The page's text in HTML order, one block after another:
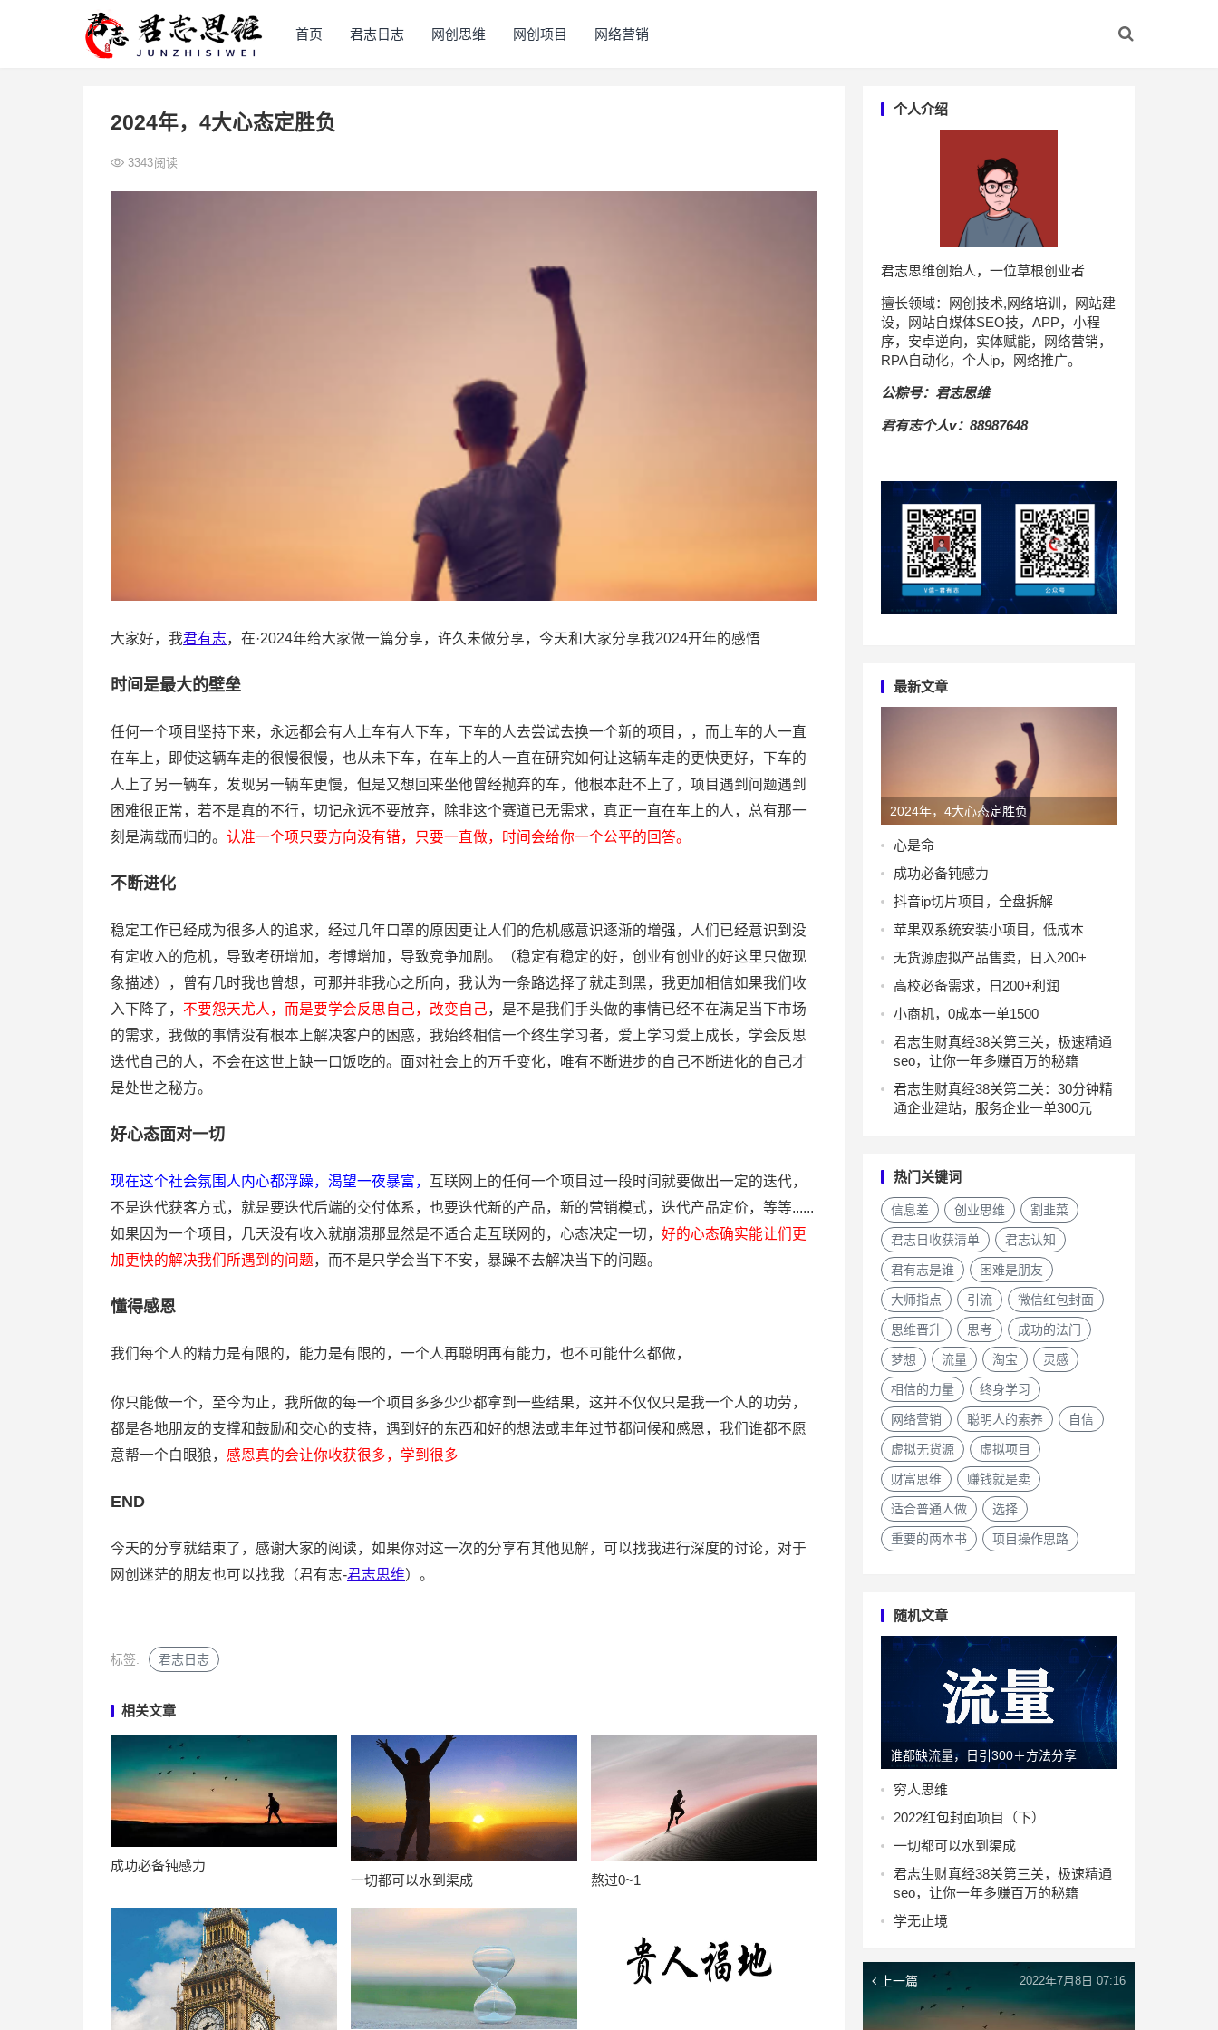
首页 君志日志 网创思维 网创项目 网络营销
2024年，4大心态定胜负
3343阅读
大家好，我君有志，在·2024年给大家做一篇分享，许久未做分享，今天和大家分享我2024开年的感悟
时间是最大的壁垒
任何一个项目坚持下来，永远都会有人上车有人下车，下车的人去尝试去换一个新的项目，，而上车的人一直
在车上，即使这辆车走的很慢很慢，也从未下车，在车上的人一直在研究如何让这辆车走的更快更好，下车的
人上了另一辆车，发现另一辆车更慢，但是又想回来坐他曾经抛弃的车，他根本赶不上了，项目遇到问题遇到
困难很正常，若不是真的不行，切记永远不要放弃，除非这个赛道已无需求，真正一直在车上的人，总有那一
刻是满载而归的。 认准一个项只要方向没有错，只要一直做，时间会给你一个公平的回答。
不断进化
稳定工作已经成为很多人的追求，经过几年口罩的原因更让人们的危机感意识逐渐的增强，人们已经意识到没
有定收入的危机，导致考研增加，考博增加，导致竞争加剧。（稳定有稳定的好，创业有创业的好这里只做现
象描述），曾有几时我也曾想，可那并非我心之所向，我认为一条路选择了就走到黑，我更加相信如果我们收
入下降了， 不要怨天尤人，而是要学会反思自己，改变自己，是不是我们手头做的事情已经不在满足当下市场
的需求，我做的事情没有根本上解决客户的困惑，我始终相信一个终生学习者，爱上学习爱上成长，学会反思
迭代自己的人，不会在这世上缺一口饭吃的。面对社会上的万千变化，唯有不断进步的自己不断进化的自己才
是处世之秘方。
好心态面对一切
现在这个社会氛围人内心都浮躁，渴望一夜暴富，
互联网上的任何一个项目过一段时间就要做出一定的迭代，
不是迭代获客方式，就是要迭代后端的交付体系，也要迭代新的产品，新的营销模式，迭代产品定价，等等......
如果因为一个项目，几天没有收入就崩溃那显然是不适合走互联网的，心态决定一切， 好的心态确实能让们更
加更快的解决我们所遇到的问题，而不是只学会当下不安，暴躁不去解决当下的问题。
懂得感恩
我们每个人的精力是有限的，能力是有限的，一个人再聪明再有能力，也不可能什么都做，
你只能做一个，至今为止，我所做的每一个项目多多少少都拿到一些结果，这并不仅仅只是我一个人的功劳，
都是各地朋友的支撑和鼓励和交心的支持，遇到好的东西和好的想法或丰年过节都问候和感恩，我们谁都不愿
意帮一个白眼狼， 感恩真的会让你收获很多，学到很多
END
今天的分享就结束了，感谢大家的阅读，如果你对这一次的分享有其他见解，可以找我进行深度的讨论，对于
网创迷茫的朋友也可以找我（君有志-君志思维）。
标签: 君志日志
相关文章
成功必备钝感力
一切都可以水到渠成
熬过0~1
个人介绍
君志思维创始人，一位草根创业者
擅长领域：网创技术,网络培训，网站建
设，网站自媒体SEO技，APP，小程
序，安卓逆向，实体赋能，网络营销，
RPA自动化，个人ip，网络推广。
公粽号：君志思维
君有志个人v：88987648
最新文章
2024年，4大心态定胜负
心是命
成功必备钝感力
抖音ip切片项目，全盘拆解
苹果双系统安装小项目，低成本
无货源虚拟产品售卖，日入200+
高校必备需求，日200+利润
小商机，0成本一单1500
君志生财真经38关第三关，极速精通
seo，让你一年多赚百万的秘籍
君志生财真经38关第二关：30分钟精
通企业建站，服务企业一单300元
热门关键词
信息差 创业思维 割韭菜
君志日收获清单 君志认知
君有志是谁 困难是朋友
大师指点 引流 微信红包封面
思维晋升 思考 成功的法门
梦想 流量 淘宝 灵感
相信的力量 终身学习
网络营销 聪明人的素养 自信
虚拟无货源 虚拟项目
财富思维 赚钱就是卖
适合普通人做 选择
重要的两本书 项目操作思路
随机文章
谁都缺流量，日引300＋方法分享
穷人思维
2022红包封面项目（下）
一切都可以水到渠成
君志生财真经38关第三关，极速精通
seo，让你一年多赚百万的秘籍
学无止境
上一篇 2022年7月8日 07:16